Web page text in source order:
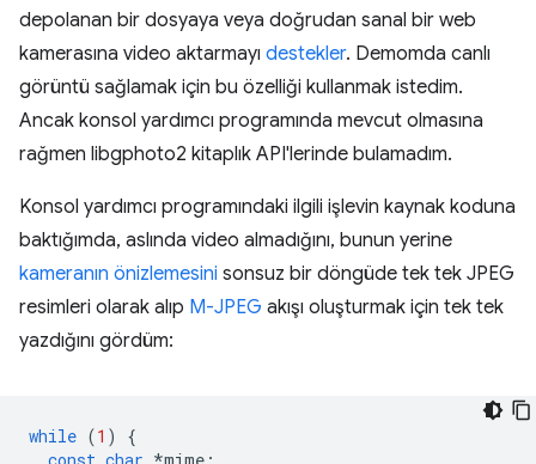
depolanan bir dosyaya veya doğrudan sanal bir web
kamerasına video aktarmayı destekler. Demomda canlı
görüntü sağlamak için bu özelliği kullanmak istedim.
Ancak konsol yardımcı programında mevcut olmasına
rağmen libgphoto2 kitaplık API'lerinde bulamadım.
Konsol yardımcı programındaki ilgili işlevin kaynak koduna
baktığımda, aslında video almadığını, bunun yerine
kameranın önizlemesini sonsuz bir döngüde tek tek JPEG
resimleri olarak alıp M-JPEG akışı oluşturmak için tek tek
yazdığını gördüm:
while (1 )
{